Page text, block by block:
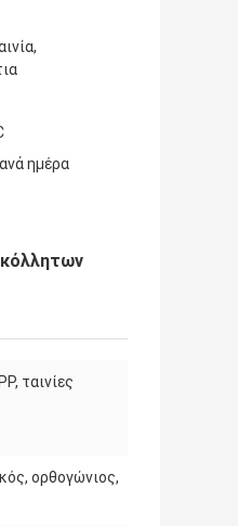
ημέρα
ταινίες
ορθογώνιος,